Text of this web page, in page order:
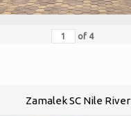
of 4
Zamalek SC Nile River